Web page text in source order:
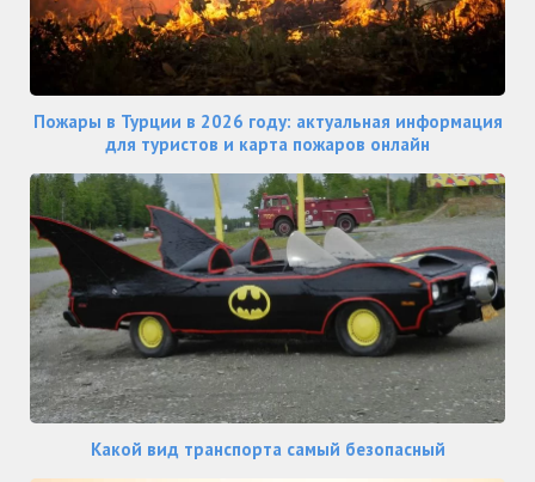
Пожары в Турции в 2026 году: актуальная информация
для туристов и карта пожаров онлайн
Какой вид транспорта самый безопасный